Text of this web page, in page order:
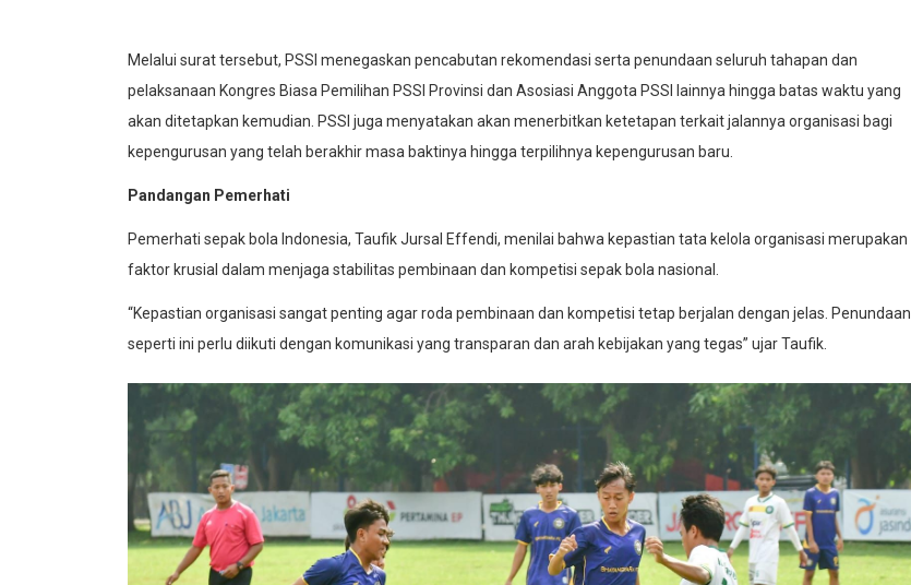
Melalui surat tersebut, PSSI menegaskan pencabutan rekomendasi serta penundaan seluruh tahapan dan
pelaksanaan Kongres Biasa Pemilihan PSSI Provinsi dan Asosiasi Anggota PSSI lainnya hingga batas waktu yang
akan ditetapkan kemudian. PSSI juga menyatakan akan menerbitkan ketetapan terkait jalannya organisasi bagi
kepengurusan yang telah berakhir masa baktinya hingga terpilihnya kepengurusan baru.
Pandangan Pemerhati
Pemerhati sepak bola Indonesia, Taufik Jursal Effendi, menilai bahwa kepastian tata kelola organisasi merupakan
faktor krusial dalam menjaga stabilitas pembinaan dan kompetisi sepak bola nasional.
“Kepastian organisasi sangat penting agar roda pembinaan dan kompetisi tetap berjalan dengan jelas. Penundaan
seperti ini perlu diikuti dengan komunikasi yang transparan dan arah kebijakan yang tegas” ujar Taufik.